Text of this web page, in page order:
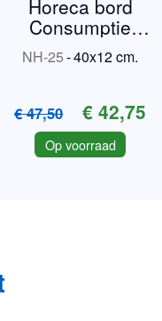
Horeca bord
Consumptie
verplicht
NH-25-40x12 cm.
€ 47,50 € 42,75
Op voorraad